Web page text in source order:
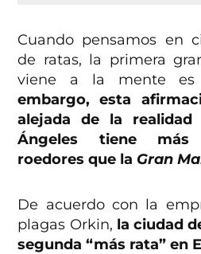
Cuando pensamos en
de ratas, la primera
viene a la mente es
embargo, esta
alejada de la realidad
Ángeles tiene más
roedores que la Gran
De acuerdo con la
plagas Orkin, la ciudad
segunda “más rata” en